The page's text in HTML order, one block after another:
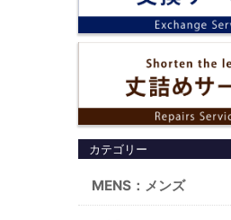
カテゴリー
MENS：メンズ